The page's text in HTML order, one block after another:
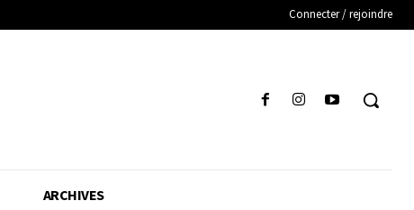
Connecter / rejoindre
ARCHIVES